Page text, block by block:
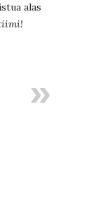
alas